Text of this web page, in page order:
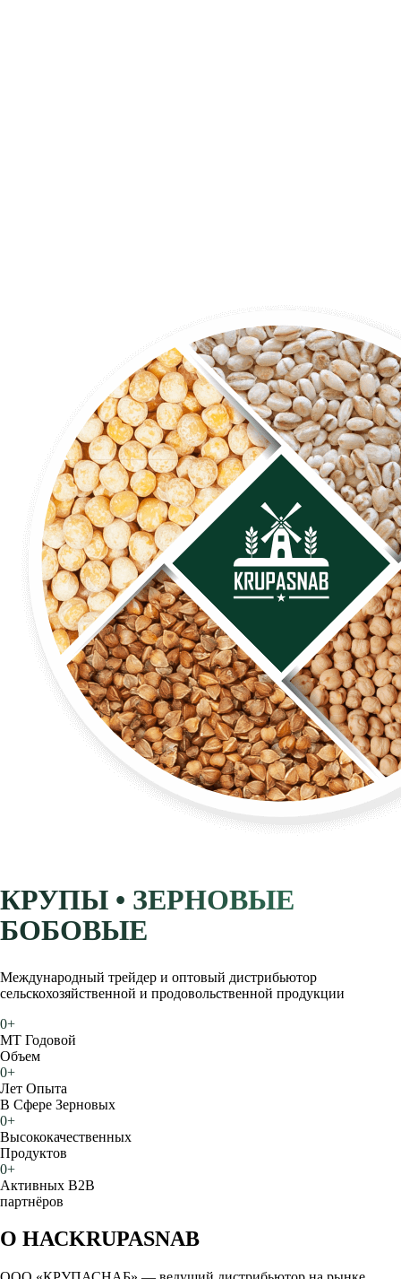
КРУПЫ • ЗЕРНОВЫЕ
БОБОВЫЕ
Международный трейдер и оптовый дистрибьютор
сельскохозяйственной и продовольственной продукции
0+
МТ Годовой
Объем
0+
Лет Опыта
В Сфере Зерновых
0+
Высококачественных
Продуктов
0+
Активных B2B
партнёров
О НАСKRUPASNAB